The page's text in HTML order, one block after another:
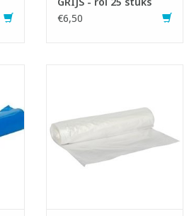
€6,50